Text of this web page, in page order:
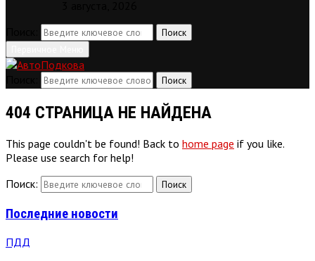
Поиск
Поиск
404 СТРАНИЦА НЕ НАЙДЕНА
This page couldn't be found! Back to home page if you like.
Please use search for help!
Поиск:
Поиск
Последние новости
ПДД